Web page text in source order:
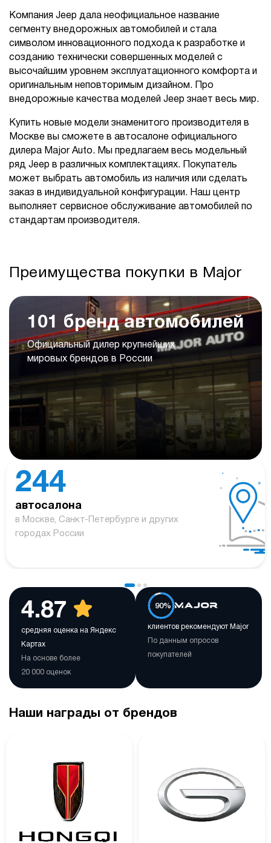
Компания Jeep дала неофициальное название
сегменту внедорожных автомобилей и стала
символом инновационного подхода к разработке и
созданию технически совершенных моделей с
высочайшим уровнем эксплуатационного комфорта и
оригинальным неповторимым дизайном. Про
внедорожные качества моделей Jeep знает весь мир.
Купить новые модели знаменитого производителя в
Москве вы сможете в автосалоне официального
дилера Major Auto. Мы предлагаем весь модельный
ряд Jeep в различных комплектациях. Покупатель
может выбрать автомобиль из наличия или сделать
заказ в индивидуальной конфигурации. Наш центр
выполняет сервисное обслуживание автомобилей по
стандартам производителя.
Преимущества покупки в Major
101 бренд автомобилей
Официальный дилер крупнейших
мировых брендов в России
244
автосалона
в Москве, Санкт-Петербурге и других
городах России
4.87
средняя оценка на Яндекс
Картах
На основе более
20 000 оценок
90%
клиентов рекомендуют Major
По данным опросов
покупателей
Наши награды от брендов